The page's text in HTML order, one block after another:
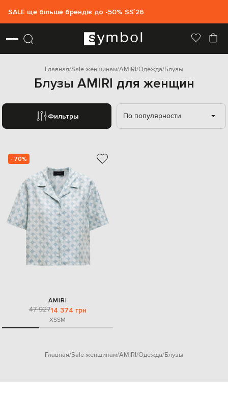
SALE ще більше брендів до -50% SS`26
Главная Sale женщинам AMIRI Одежда Блузы
Блузы AMIRI для женщин
Фильтры По популярности
- 70%
AMIRI
47 92714 374 грн
XSSM
Главная Sale женщинам AMIRI Одежда Блузы